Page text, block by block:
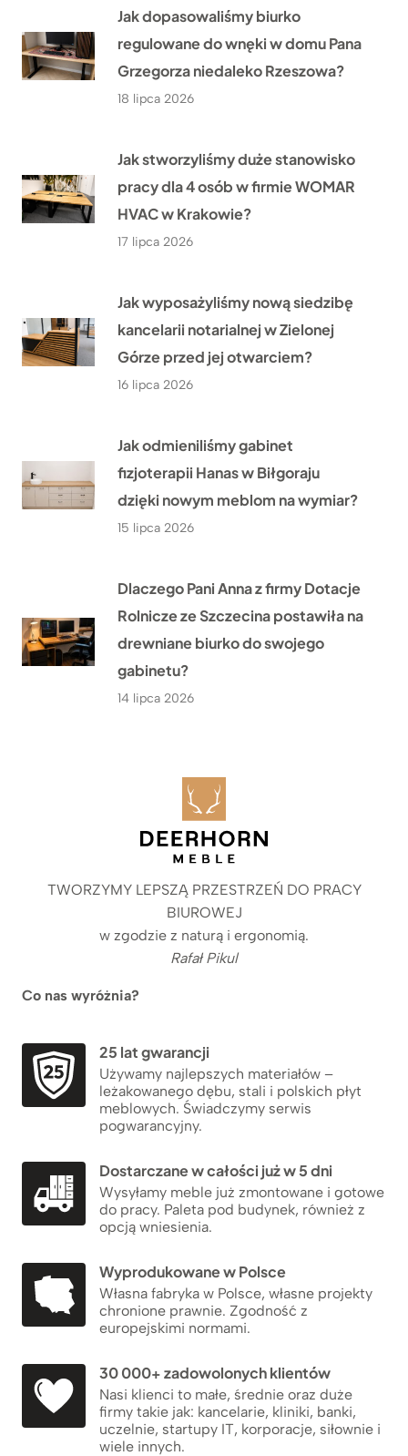
Jak dopasowaliśmy biurko
regulowane do wnęki w domu Pana
Grzegorza niedaleko Rzeszowa?
18 lipca 2026
Jak stworzyliśmy duże stanowisko
pracy dla 4 osób w firmie WOMAR
HVAC w Krakowie?
17 lipca 2026
Jak wyposażyliśmy nową siedzibę
kancelarii notarialnej w Zielonej
Górze przed jej otwarciem?
16 lipca 2026
Jak odmieniliśmy gabinet
fizjoterapii Hanas w Biłgoraju
dzięki nowym meblom na wymiar?
15 lipca 2026
Dlaczego Pani Anna z firmy Dotacje
Rolnicze ze Szczecina postawiła na
drewniane biurko do swojego
gabinetu?
14 lipca 2026
TWORZYMY LEPSZĄ PRZESTRZEŃ DO PRACY
BIUROWEJ
w zgodzie z naturą i ergonomią.
Rafał Pikul
Co nas wyróżnia?
25 lat gwarancji
Używamy najlepszych materiałów –
leżakowanego dębu, stali i polskich płyt
meblowych. Świadczymy serwis
pogwarancyjny.
Dostarczane w całości już w 5 dni
Wysyłamy meble już zmontowane i gotowe
do pracy. Paleta pod budynek, również z
opcją wniesienia.
Wyprodukowane w Polsce
Własna fabryka w Polsce, własne projekty
chronione prawnie. Zgodność z
europejskimi normami.
30 000+ zadowolonych klientów
Nasi klienci to małe, średnie oraz duże
firmy takie jak: kancelarie, kliniki, banki,
uczelnie, startupy IT, korporacje, siłownie i
wiele innych.